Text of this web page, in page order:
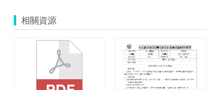
相關資源